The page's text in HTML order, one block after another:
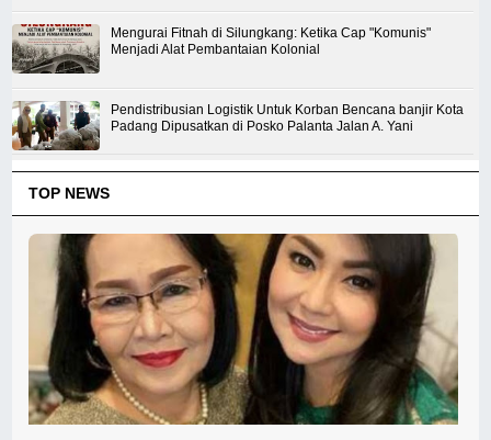
Mengurai Fitnah di Silungkang: Ketika Cap "Komunis"
Menjadi Alat Pembantaian Kolonial
Pendistribusian Logistik Untuk Korban Bencana banjir Kota
Padang Dipusatkan di Posko Palanta Jalan A. Yani
TOP NEWS